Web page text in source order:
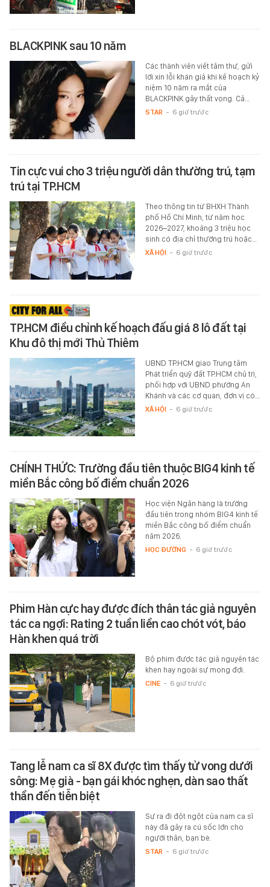
BLACKPINK sau 10 năm
Các thành viên viết tâm thư, gửi
lời xin lỗi khán giả khi kế hoạch kỷ
niệm 10 năm ra mắt của
BLACKPINK gây thất vọng. Cả…
STAR - 6 giờ trước
Tin cực vui cho 3 triệu người dân thường trú, tạm
trú tại TP.HCM
Theo thông tin từ BHXH Thành
phố Hồ Chí Minh, từ năm học
2026–2027, khoảng 3 triệu học
sinh có địa chỉ thường trú hoặc…
XÃ HỘI - 6 giờ trước
TP.HCM điều chỉnh kế hoạch đấu giá 8 lô đất tại
Khu đô thị mới Thủ Thiêm
UBND TP.HCM giao Trung tâm
Phát triển quỹ đất TP.HCM chủ trì,
phối hợp với UBND phường An
Khánh và các cơ quan, đơn vị có…
XÃ HỘI - 6 giờ trước
CHÍNH THỨC: Trường đầu tiên thuộc BIG4 kinh tế
miền Bắc công bố điểm chuẩn 2026
Học viện Ngân hàng là trường
đầu tiên trong nhóm BIG4 kinh tế
miền Bắc công bố điểm chuẩn
năm 2026.
HỌC ĐƯỜNG - 6 giờ trước
Phim Hàn cực hay được đích thân tác giả nguyên
tác ca ngợi: Rating 2 tuần liền cao chót vót, báo
Hàn khen quá trời
Bộ phim được tác giả nguyên tác
khen hay ngoài sự mong đợi.
CINE - 6 giờ trước
Tang lễ nam ca sĩ 8X được tìm thấy tử vong dưới
sông: Mẹ già - bạn gái khóc nghẹn, dàn sao thất
thần đến tiễn biệt
Sự ra đi đột ngột của nam ca sĩ
này đã gây ra cú sốc lớn cho
người thân, bạn bè.
STAR - 6 giờ trước